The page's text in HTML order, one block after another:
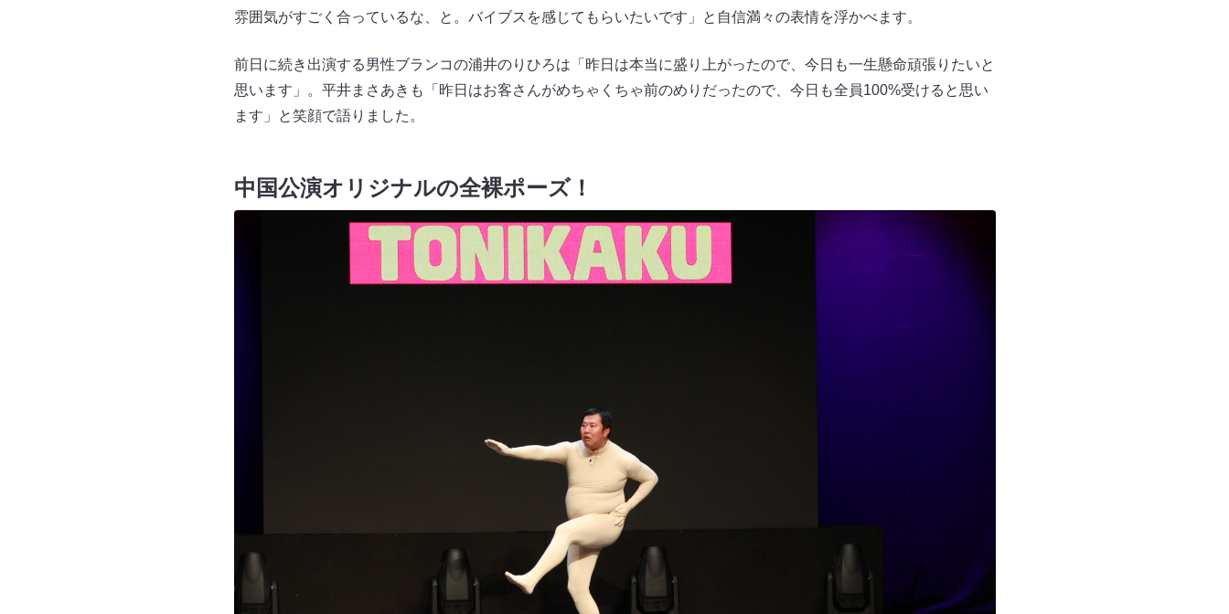
雰囲気がすごく合っているな、と。バイブスを感じてもらいたいです」と自信満々の表情を浮かべます。
前日に続き出演する男性ブランコの浦井のりひろは「昨日は本当に盛り上がったので、今日も一生懸命頑張りたいと
思います」。平井まさあきも「昨日はお客さんがめちゃくちゃ前のめりだったので、今日も全員100%受けると思い
ます」と笑顔で語りました。
中国公演オリジナルの全裸ポーズ！